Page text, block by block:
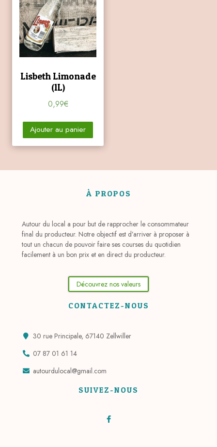
Lisbeth Limonade
(1L)
0,99€
Ajouter au panier
À PROPOS
Autour du local a pour but de rapprocher le consommateur
final du producteur. Notre objectif est d’arriver à proposer à
tout un chacun de pouvoir faire ses courses du quotidien
facilement à un bon prix et en direct du producteur.
Découvrez nos valeurs
CONTACTEZ-NOUS
30 rue Principale, 67140 Zellwiller
07 87 01 61 14
autourdulocal@gmail.com
SUIVEZ-NOUS